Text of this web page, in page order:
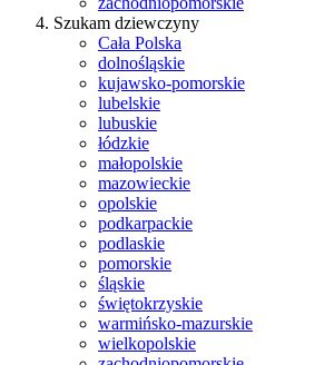
Szukam dziewczyny
Cała Polska
dolnośląskie
kujawsko-pomorskie
lubelskie
lubuskie
łódzkie
małopolskie
mazowieckie
opolskie
podkarpackie
podlaskie
pomorskie
śląskie
świętokrzyskie
warmińsko-mazurskie
wielkopolskie